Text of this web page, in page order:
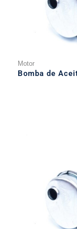
Motor
Bomba de